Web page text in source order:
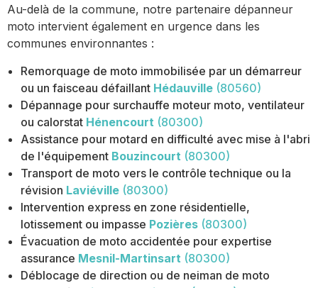
Au-delà de la commune, notre partenaire dépanneur
moto intervient également en urgence dans les
communes environnantes :
Remorquage de moto immobilisée par un démarreur
ou un faisceau défaillant Hédauville (80560)
Dépannage pour surchauffe moteur moto, ventilateur
ou calorstat Hénencourt (80300)
Assistance pour motard en difficulté avec mise à l'abri
de l'équipement Bouzincourt (80300)
Transport de moto vers le contrôle technique ou la
révision Laviéville (80300)
Intervention express en zone résidentielle,
lotissement ou impasse Pozières (80300)
Évacuation de moto accidentée pour expertise
assurance Mesnil-Martinsart (80300)
Déblocage de direction ou de neiman de moto